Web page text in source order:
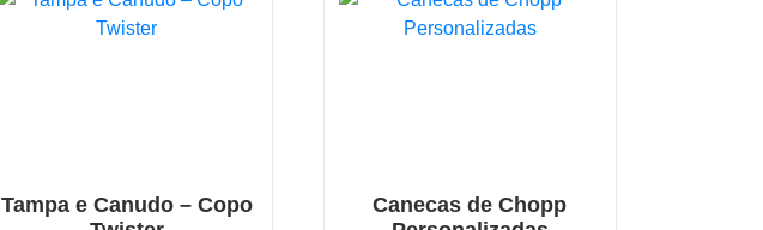
Tampa e Canudo – Copo
Canecas de Chopp